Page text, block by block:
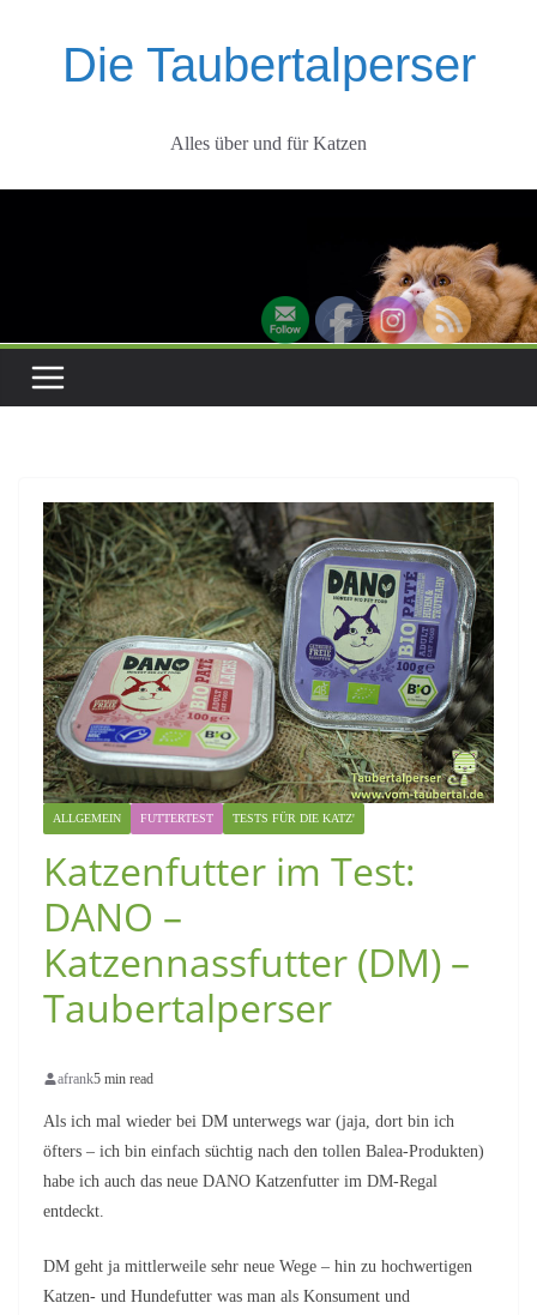
Die Taubertalperser
Alles über und für Katzen
ALLGEMEIN FUTTERTEST TESTS FÜR DIE KATZ'
Katzenfutter im Test:
DANO –
Katzennassfutter (DM) –
Taubertalperser
afrank5 min read
Als ich mal wieder bei DM unterwegs war (jaja, dort bin ich
öfters – ich bin einfach süchtig nach den tollen Balea-Produkten)
habe ich auch das neue DANO Katzenfutter im DM-Regal
entdeckt.
DM geht ja mittlerweile sehr neue Wege – hin zu hochwertigen
Katzen- und Hundefutter was man als Konsument und